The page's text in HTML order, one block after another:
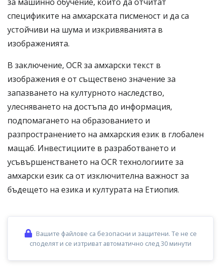
спецификите на амхарската писменост и да са
устойчиви на шума и изкривяванията в
изображенията.
В заключение, OCR за амхарски текст в
изображения е от съществено значение за
запазването на културното наследство,
улесняването на достъпа до информация,
подпомагането на образованието и
разпространението на амхарския език в глобален
мащаб. Инвестициите в разработването и
усъвършенстването на OCR технологиите за
амхарски език са от изключителна важност за
бъдещето на езика и културата на Етиопия.
Вашите файлове са безопасни и защитени. Те не се
споделят и се изтриват автоматично след 30 минути